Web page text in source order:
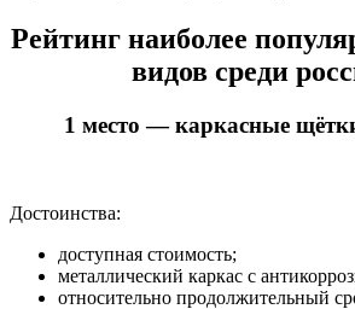
Рейтинг наиболее
видов среди
1 место — каркасные
Достоинства:
доступная стоимость;
металлический каркас с
относительно продолжительный